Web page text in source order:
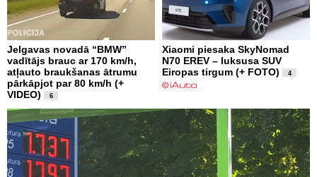
Jelgavas novadā “BMW”
vadītājs brauc ar 170 km/h,
atļauto braukšanas ātrumu
pārkāpjot par 80 km/h (+
VIDEO)
6
Xiaomi piesaka SkyNomad
N70 EREV – luksusa SUV
Eiropas tirgum (+ FOTO)
4